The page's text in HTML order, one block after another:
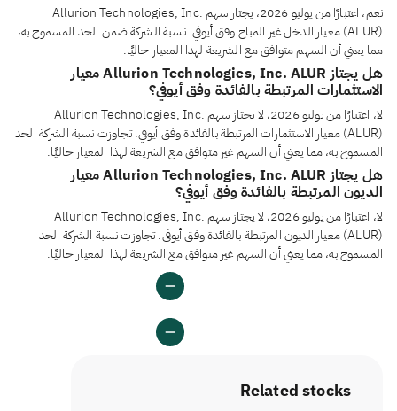
نعم، اعتبارًا من يوليو 2026، يجتاز سهم Allurion Technologies, Inc.
(ALUR) معيار الدخل غير المباح وفق أيوفي. نسبة الشركة ضمن الحد المسموح به،
مما يعني أن السهم متوافق مع الشريعة لهذا المعيار حاليًا.
هل يجتاز Allurion Technologies, Inc. ALUR معيار
الاستثمارات المرتبطة بالفائدة وفق أيوفي؟
لا، اعتبارًا من يوليو 2026، لا يجتاز سهم Allurion Technologies, Inc.
(ALUR) معيار الاستثمارات المرتبطة بالفائدة وفق أيوفي. تجاوزت نسبة الشركة الحد
المسموح به، مما يعني أن السهم غير متوافق مع الشريعة لهذا المعيار حاليًا.
هل يجتاز Allurion Technologies, Inc. ALUR معيار
الديون المرتبطة بالفائدة وفق أيوفي؟
لا، اعتبارًا من يوليو 2026، لا يجتاز سهم Allurion Technologies, Inc.
(ALUR) معيار الديون المرتبطة بالفائدة وفق أيوفي. تجاوزت نسبة الشركة الحد
المسموح به، مما يعني أن السهم غير متوافق مع الشريعة لهذا المعيار حاليًا.
Related stocks